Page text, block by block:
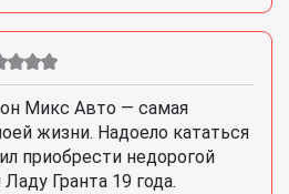
Микс Авто — самая
жизни. Надоело кататься
приобрести недорогой
Гранта 19 года.